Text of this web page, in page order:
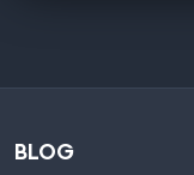
BLOG